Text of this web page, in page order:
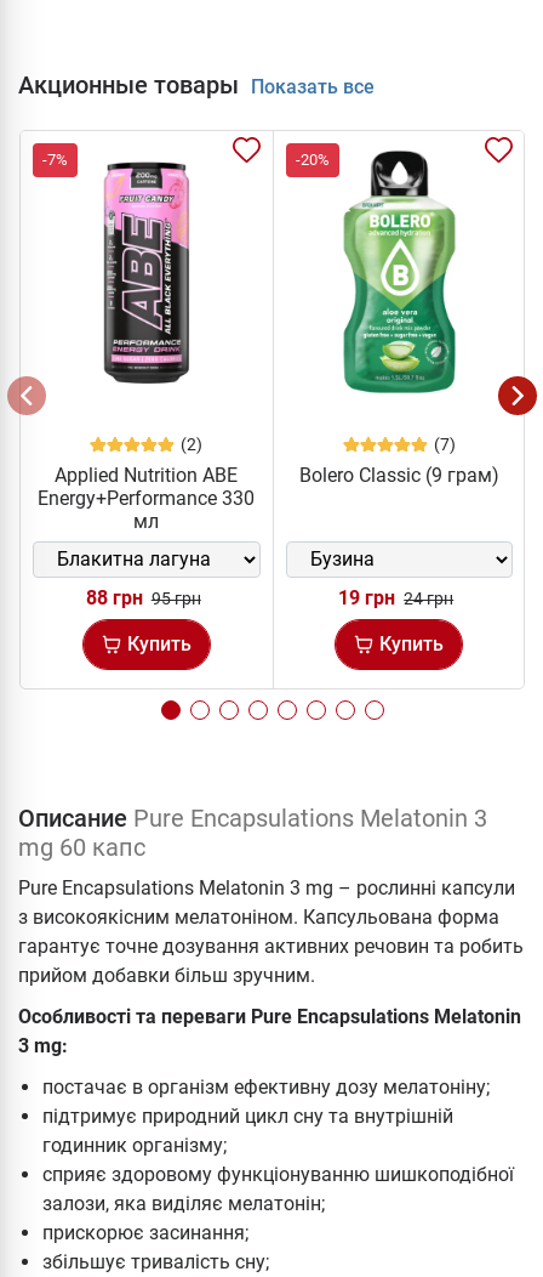
Акционные товары Показать все
-7%
(2)
Applied Nutrition ABE
Energy+Performance 330
мл
88 грн 95 грн
Купить
-20%
(7)
Bolero Classic (9 грам)
19 грн 24 грн
Купить
Описание Pure Encapsulations Melatonin 3
mg 60 капс
Pure Encapsulations Melatonin 3 mg – рослинні капсули
з високоякісним мелатоніном. Капсульована форма
гарантує точне дозування активних речовин та робить
прийом добавки більш зручним.
Особливості та переваги Pure Encapsulations Melatonin
3 mg:
постачає в організм ефективну дозу мелатоніну;
підтримує природний цикл сну та внутрішній
годинник організму;
сприяє здоровому функціонуванню шишкоподібної
залози, яка виділяє мелатонін;
прискорює засинання;
збільшує тривалість сну;